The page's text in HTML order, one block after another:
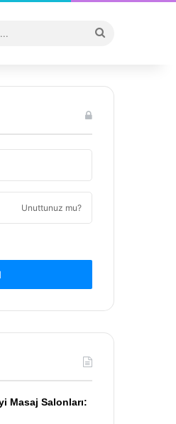
...
Unuttunuz mu?
Masaj Salonları: